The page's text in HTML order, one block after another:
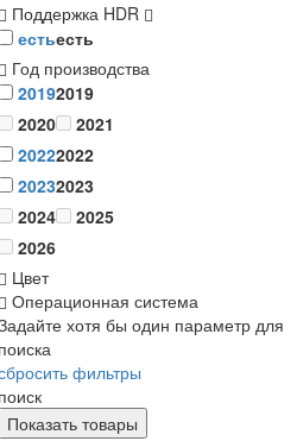
Поддержка HDR
естьесть
Год производства
20192019
2020
2021
20222022
20232023
2024
2025
2026
Цвет
Операционная система
хотя бы один параметр для
поиска
фильтры
поиск